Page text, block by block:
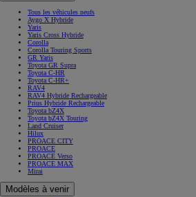
Tous les véhicules neufs
Aygo X Hybride
Yaris
Yaris Cross Hybride
Corolla
Corolla Touring Sports
GR Yaris
Toyota GR Supra
Toyota C-HR
Toyota C-HR+
RAV4
RAV4 Hybride Rechargeable
Prius Hybride Rechargeable
Toyota bZ4X
Toyota bZ4X Touring
Land Cruiser
Hilux
PROACE CITY
PROACE
PROACE Verso
PROACE MAX
Mirai
Modèles à venir